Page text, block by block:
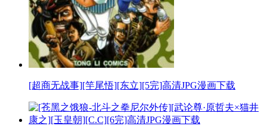
[超商无战事][竿尾悟][东立][5完]高清JPG漫画下载